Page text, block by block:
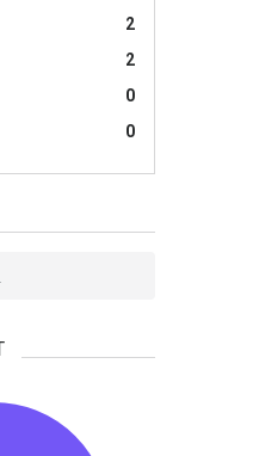
2
2
0
0